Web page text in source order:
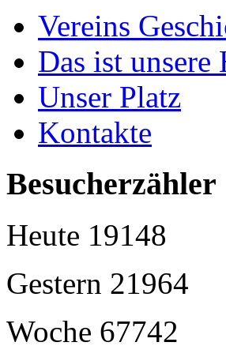
Vereins
Das ist unsere
Unser Platz
Kontakte
Besucherzähler
Heute 19148
Gestern 21964
Woche 67742